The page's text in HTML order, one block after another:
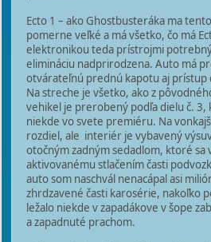
Ecto 1 – ako Ghostbusteráka ma
pomerne veľké a má všetko, čo má
elektronikou teda prístrojmi
elimináciu nadprirodzena. Auto má
otvárateľnú prednú kapotu aj prístup
Na streche je všetko, ako z
vehikel je prerobený podľa dielu č. 3,
niekde vo svete premiéru. Na
rozdiel, ale interiér je vybavený
otočným zadným sedadlom, ktoré sa
aktivovanému stlačením časti
auto som naschvál nenacápal asi
zhrdzavené časti karosérie, nakoľko
ležalo niekde v zapadákove v šope
a zapadnuté prachom.